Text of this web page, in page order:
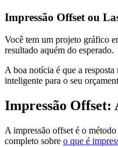
Impressão Offset ou
Você tem um projeto gráfico
resultado aquém do esperado.
A boa notícia é que a
inteligente para o seu
Impressão Offset:
A impressão offset é o
completo sobre o que é